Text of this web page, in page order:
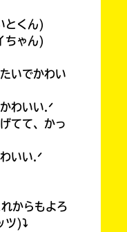
とくん)
ちゃん)
いでかわい
わいい.ᐟ
てて、かっ
いい.ᐟ
からもよろ
ツ)⤵︎